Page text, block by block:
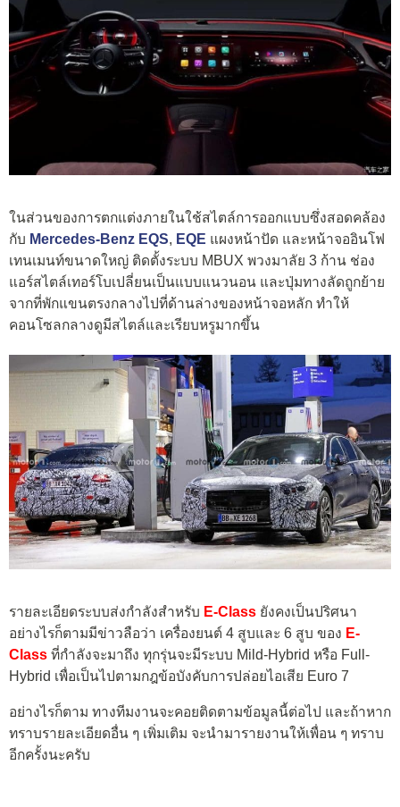
ในส่วนของการตกแต่งภายในใช้สไตล์การออกแบบซึ่งสอดคล้อง
กับ Mercedes-Benz EQS, EQE แผงหน้าปัด และหน้าจออินโฟ
เทนเมนท์ขนาดใหญ่ ติดตั้งระบบ MBUX พวงมาลัย 3 ก้าน ช่อง
แอร์สไตล์เทอร์โบเปลี่ยนเป็นแบบแนวนอน และปุ่มทางลัดถูกย้าย
จากที่พักแขนตรงกลางไปที่ด้านล่างของหน้าจอหลัก ทำให้
คอนโซลกลางดูมีสไตล์และเรียบหรูมากขึ้น
รายละเอียดระบบส่งกำลังสำหรับ E-Class ยังคงเป็นปริศนา
อย่างไรก็ตามมีข่าวลือว่า เครื่องยนต์ 4 สูบและ 6 สูบ ของ E-
Class ที่กำลังจะมาถึง ทุกรุ่นจะมีระบบ Mild-Hybrid หรือ Full-
Hybrid เพื่อเป็นไปตามกฎข้อบังคับการปล่อยไอเสีย Euro 7
อย่างไรก็ตาม ทางทีมงานจะคอยติดตามข้อมูลนี้ต่อไป และถ้าหาก
ทราบรายละเอียดอื่น ๆ เพิ่มเติม จะนำมารายงานให้เพื่อน ๆ ทราบ
อีกครั้งนะครับ